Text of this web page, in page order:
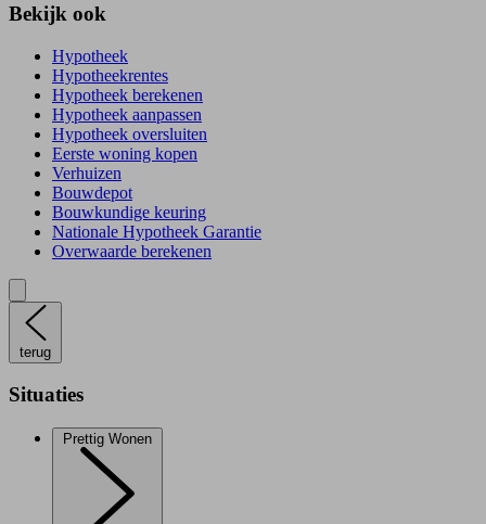
Bekijk ook
Hypotheek
Hypotheekrentes
Hypotheek berekenen
Hypotheek aanpassen
Hypotheek oversluiten
Eerste woning kopen
Verhuizen
Bouwdepot
Bouwkundige keuring
Nationale Hypotheek Garantie
Overwaarde berekenen
terug
Situaties
Prettig Wonen